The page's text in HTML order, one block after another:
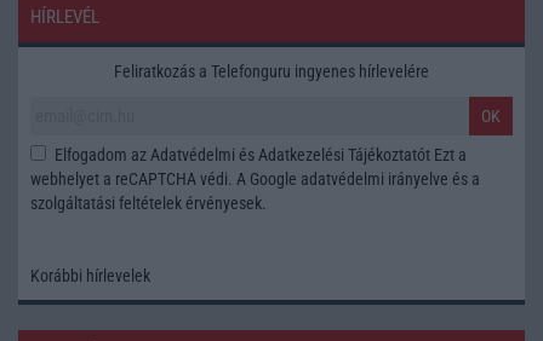
HÍRLEVÉL
Feliratkozás a Telefonguru ingyenes hírlevelére
OK
Elfogadom az Adatvédelmi és Adatkezelési Tájékoztatót Ezt a
webhelyet a reCAPTCHA védi. A Google adatvédelmi irányelve és a
szolgáltatási feltételek érvényesek.
Korábbi hírlevelek